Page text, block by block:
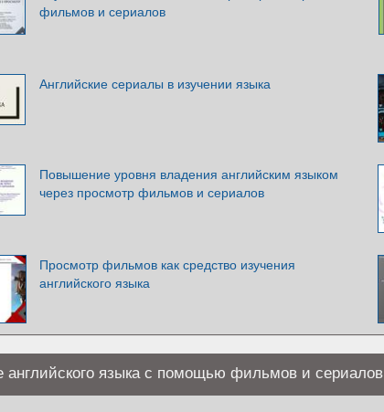
фильмов и сериалов
Английские сериалы в изучении языка
Повышение уровня владения английским языком
через просмотр фильмов и сериалов
Просмотр фильмов как средство изучения
английского языка
английского языка с помощью фильмов и сериалов